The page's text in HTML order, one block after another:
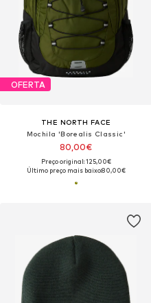
OFERTA
THE NORTH FACE
Mochila 'Borealis Classic'
80,00€
Preço original: 125,00€
Último preço mais baixo:80,00€